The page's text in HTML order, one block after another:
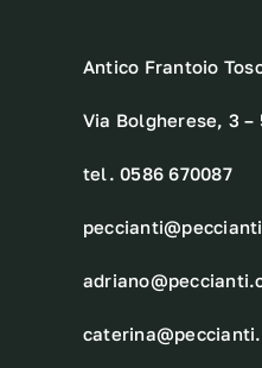
Antico Frantoio
Via Bolgherese, 3 –
tel. 0586 670087